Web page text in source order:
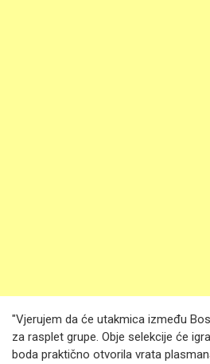
"Vjerujem da će utakmica između
za rasplet grupe. Obje selekcije će
boda praktično otvorila vrata